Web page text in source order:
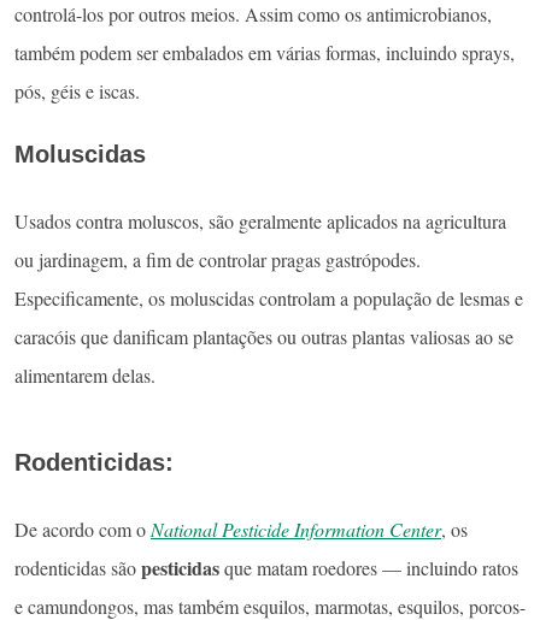
controlá-los por outros meios. Assim como os antimicrobianos,
também podem ser embalados em várias formas, incluindo sprays,
pós, géis e iscas.
Moluscidas
Usados contra moluscos, são geralmente aplicados ​​na agricultura
ou jardinagem, a fim de controlar pragas gastrópodes.
Especificamente, os moluscidas controlam a população de lesmas e
caracóis que danificam plantações ou outras plantas valiosas ao se
alimentarem delas.
Rodenticidas:
De acordo com o National Pesticide Information Center, os
rodenticidas sãopesticidasque matam roedores — incluindo ratos
e camundongos, mas também esquilos, marmotas, esquilos, porcos-